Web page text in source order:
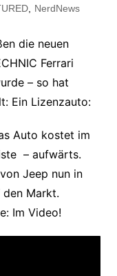
, NerdNews
die neuen
Ferrari
– so hat
Ein Lizenzauto:
Auto kostet im
– aufwärts.
Jeep nun in
den Markt.
Im Video!